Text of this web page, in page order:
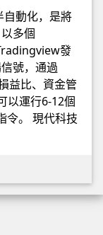
自動化，是將
多個
發
號，通過
益比、資金管
以運行6-12個
令。 現代科技